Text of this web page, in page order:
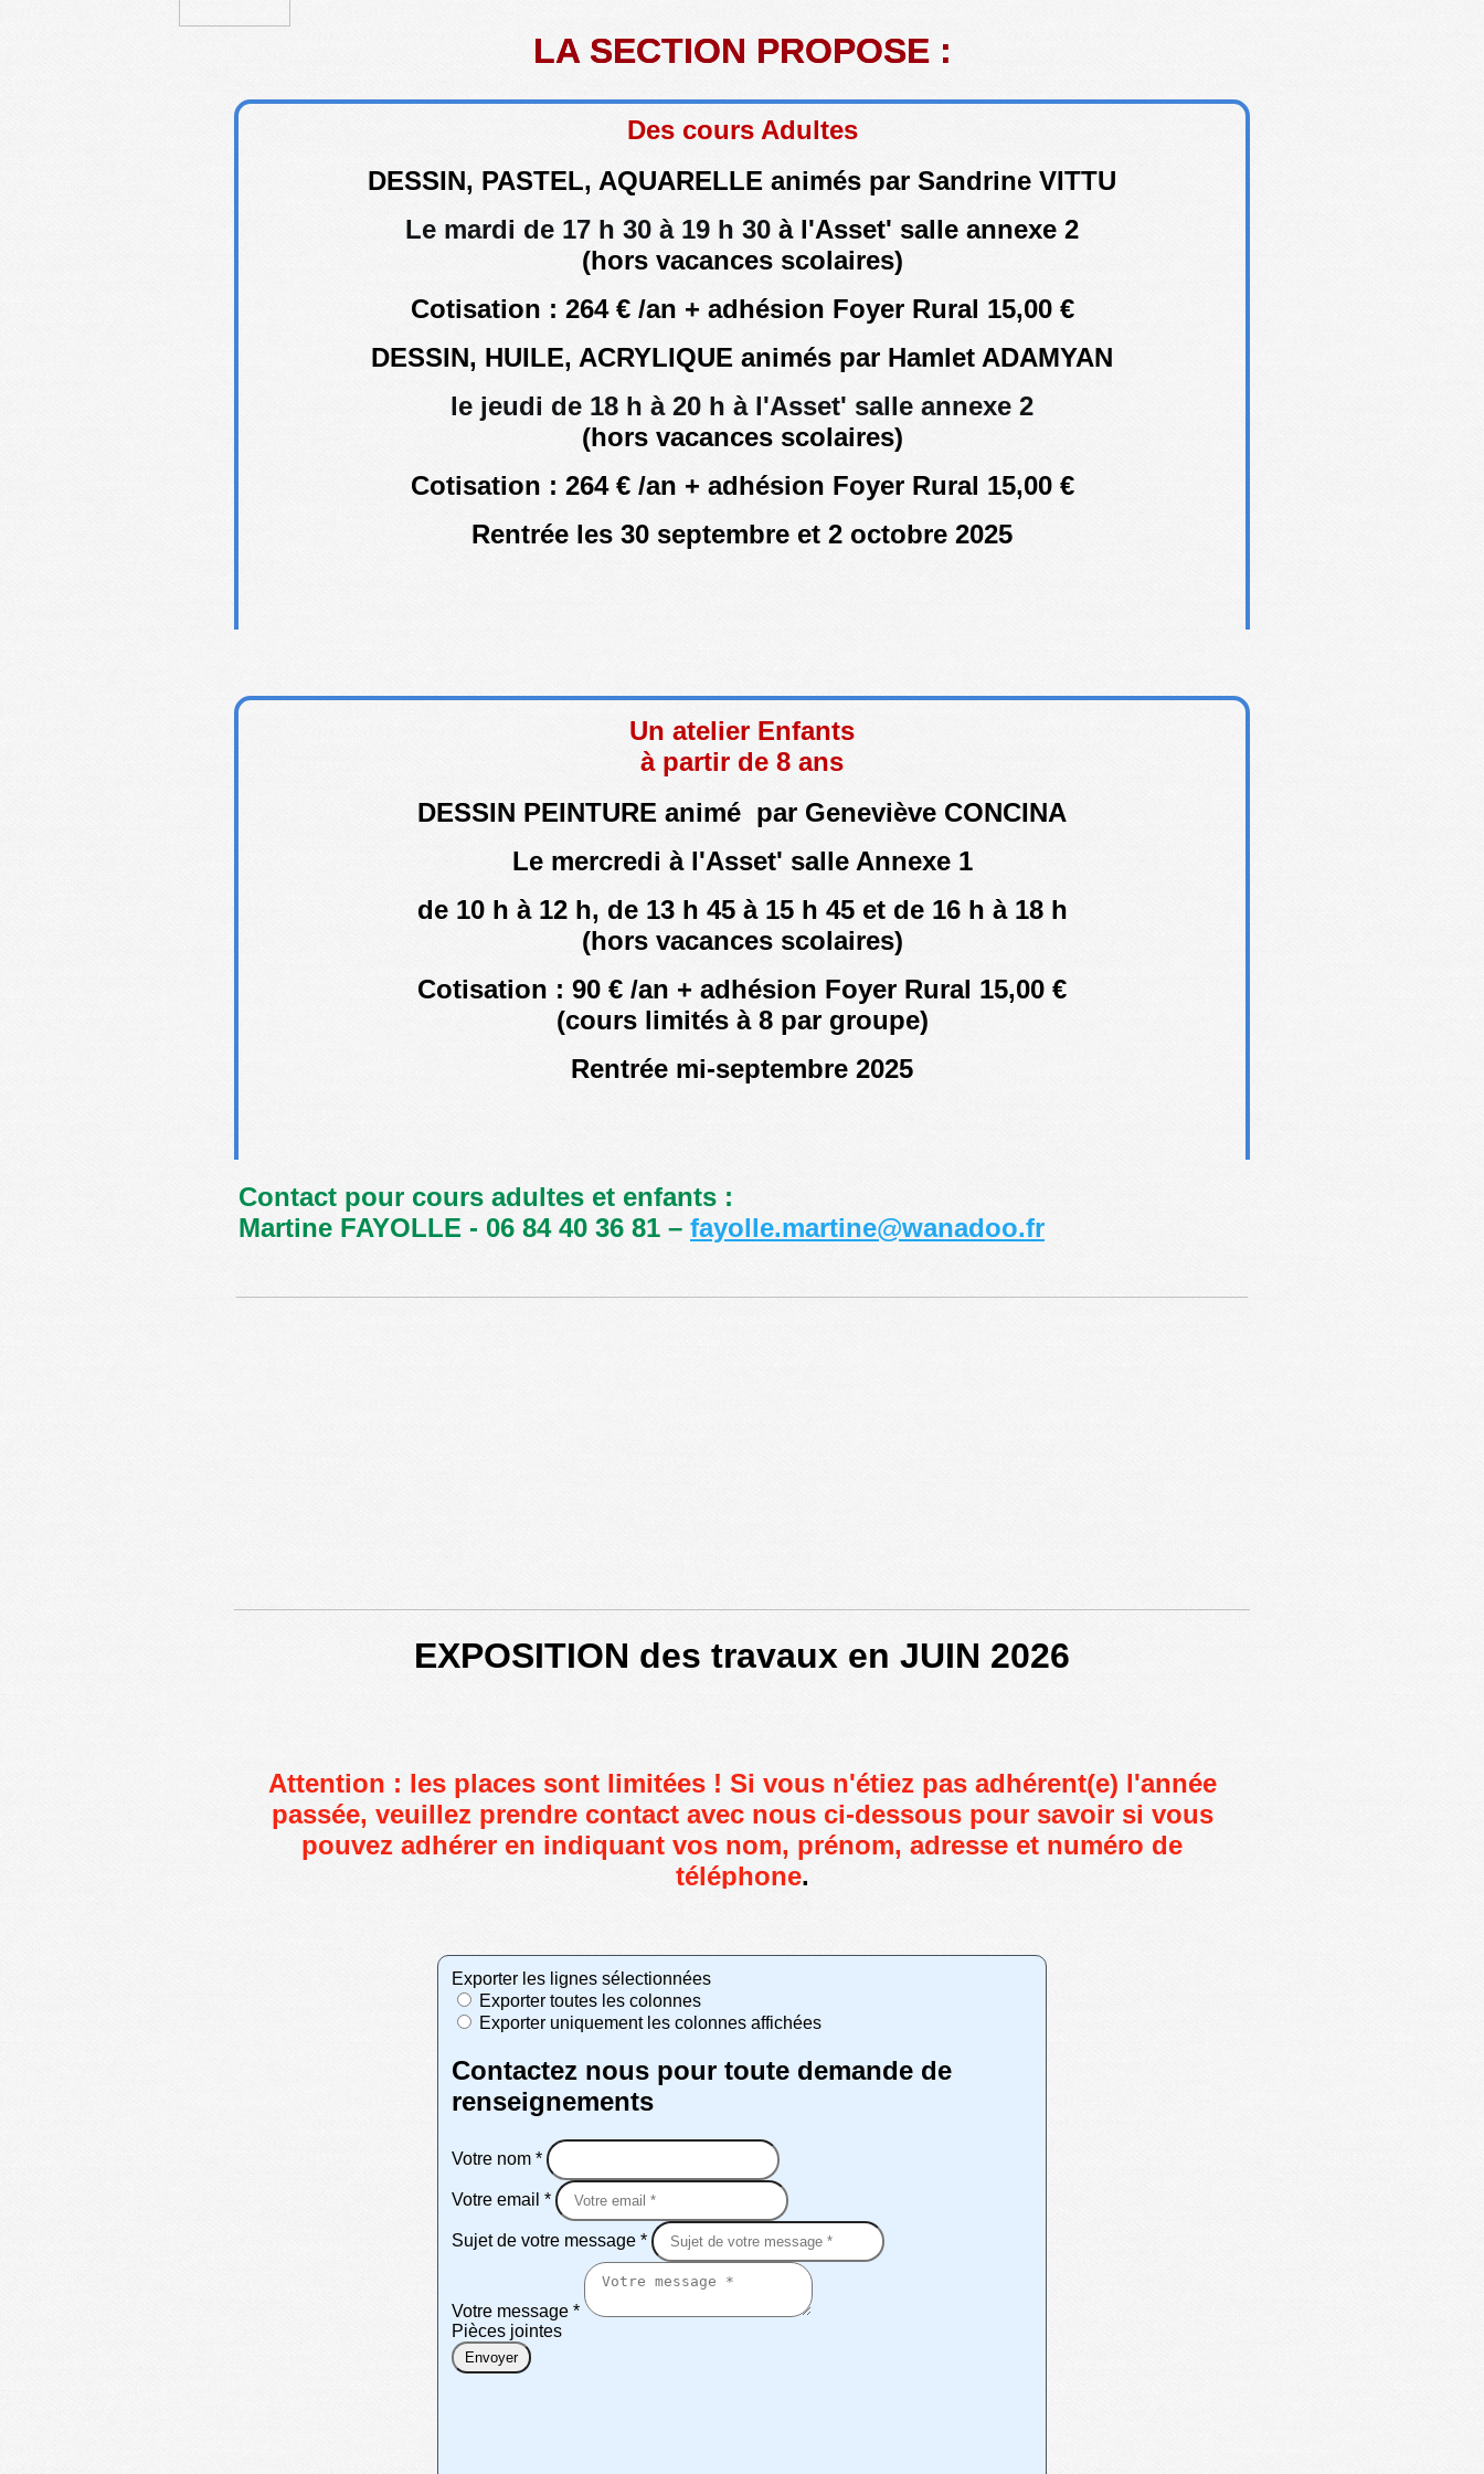
LA SECTION PROPOSE :
LA SECTION PROPOSE :
Des cours Adultes
DESSIN, PASTEL, AQUARELLE animés par Sandrine VITTU
Le mardi de 17 h 30 à 19 h 30 à l'Asset' salle annexe 2
(hors vacances scolaires)
Cotisation : 264 € /an + adhésion Foyer Rural 15,00 €
DESSIN, HUILE, ACRYLIQUE animés par Hamlet ADAMYAN
le jeudi de 18 h à 20 h à l'Asset' salle annexe 2
(hors vacances scolaires)
Cotisation : 264 € /an + adhésion Foyer Rural 15,00 €
Rentrée les 30 septembre et 2 octobre 2025
Un atelier Enfants
à partir de 8 ans
DESSIN PEINTURE animé par Geneviève CONCINA
Le mercredi à l'Asset' salle Annexe 1
de 10 h à 12 h, de 13 h 45 à 15 h 45 et de 16 h à 18 h
(hors vacances scolaires)
Cotisation : 90 € /an + adhésion Foyer Rural 15,00 €
(cours limités à 8 par groupe)
Rentrée mi-septembre 2025
Contact pour cours adultes et enfants :
Martine FAYOLLE - 06 84 40 36 81 – fayolle.martine@wanadoo.fr
EXPOSITION des travaux en JUIN 2026
Attention : les places sont limitées ! Si vous n'étiez pas adhérent(e) l'année
passée, veuillez prendre contact avec nous ci-dessous pour savoir si vous
pouvez adhérer en indiquant vos nom, prénom, adresse et numéro de
téléphone.